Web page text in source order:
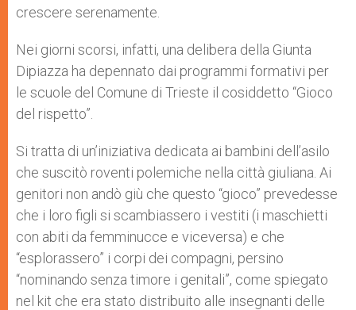
crescere serenamente.
Nei giorni scorsi, infatti, una delibera della Giunta
Dipiazza ha depennato dai programmi formativi per
le scuole del Comune di Trieste il cosiddetto “Gioco
del rispetto”.
Si tratta di un’iniziativa dedicata ai bambini dell’asilo
che suscitò roventi polemiche nella città giuliana. Ai
genitori non andò giù che questo “gioco” prevedesse
che i loro figli si scambiassero i vestiti (i maschietti
con abiti da femminucce e viceversa) e che
“esplorassero” i corpi dei compagni, persino
“nominando senza timore i genitali”, come spiegato
nel kit che era stato distribuito alle insegnanti delle